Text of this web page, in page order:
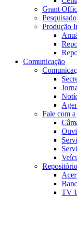
Grant
Produção
Comunicação
Fale com
TV